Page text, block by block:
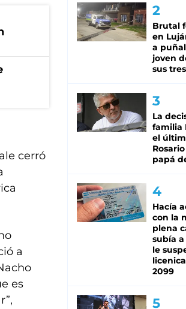
cerró
a
es
Brutal
en
a
joven
sus
La
familia
el
papá
Hacía
con la
plena
subía a
le
2099